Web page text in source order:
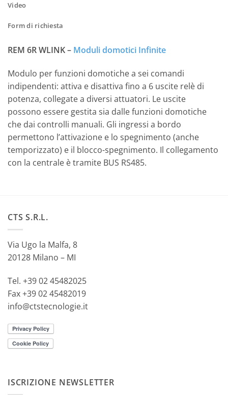
Video
Form di richiesta
REM 6R WLINK – Moduli domotici Infinite
Modulo per funzioni domotiche a sei comandi
indipendenti: attiva e disattiva fino a 6 uscite relè di
potenza, collegate a diversi attuatori. Le uscite
possono essere gestita sia dalle funzioni domotiche
che dai controlli manuali. Gli ingressi a bordo
permettono l’attivazione e lo spegnimento (anche
temporizzato) e il blocco-spegnimento. Il collegamento
con la centrale è tramite BUS RS485.
CTS S.R.L.
Via Ugo la Malfa, 8
20128 Milano – MI
Tel. +39 02 45482025
Fax +39 02 45482019
info@ctstecnologie.it
ISCRIZIONE NEWSLETTER